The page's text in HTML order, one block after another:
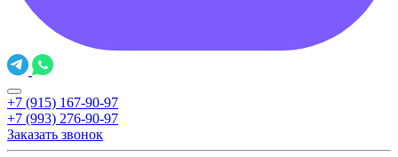
+7 (915) 167-90-97
+7 (993) 276-90-97
Заказать звонок